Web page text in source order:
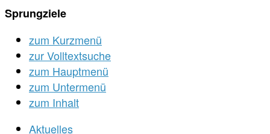
Sprungziele
zum Kurzmenü
zur Volltextsuche
zum Hauptmenü
zum Untermenü
zum Inhalt
Aktuelles